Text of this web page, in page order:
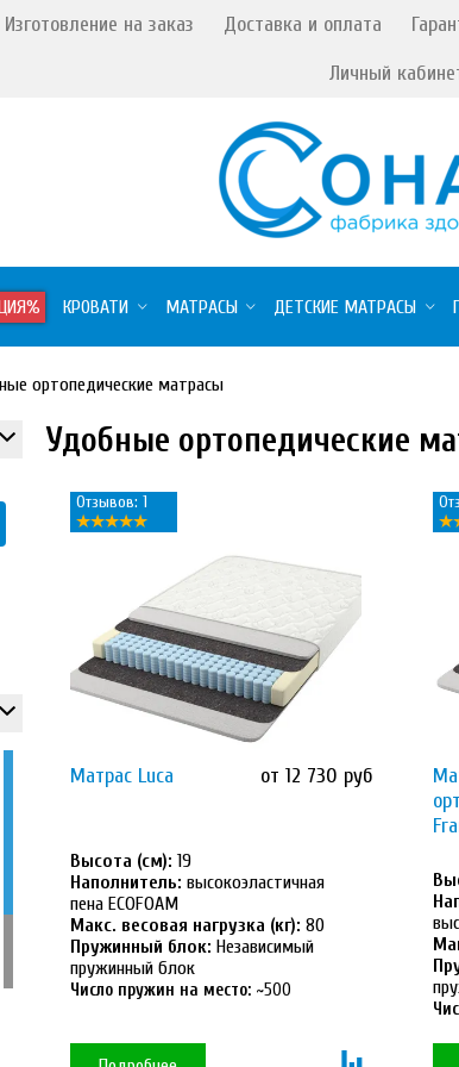
Изготовление на заказ Доставка и оплата
Личный
КРОВАТИ МАТРАСЫ ДЕТСКИЕ МАТРАСЫ
ортопедические матрасы
Удобные ортопедические
Отзывов: 1
Матрас Luca от 12 730 руб
Высота (см): 19
Наполнитель: высокоэластичная
пена ECOFOAM
Макс. весовая нагрузка (кг): 80
Пружинный блок: Независимый
пружинный блок
Число пружин на место: ~500